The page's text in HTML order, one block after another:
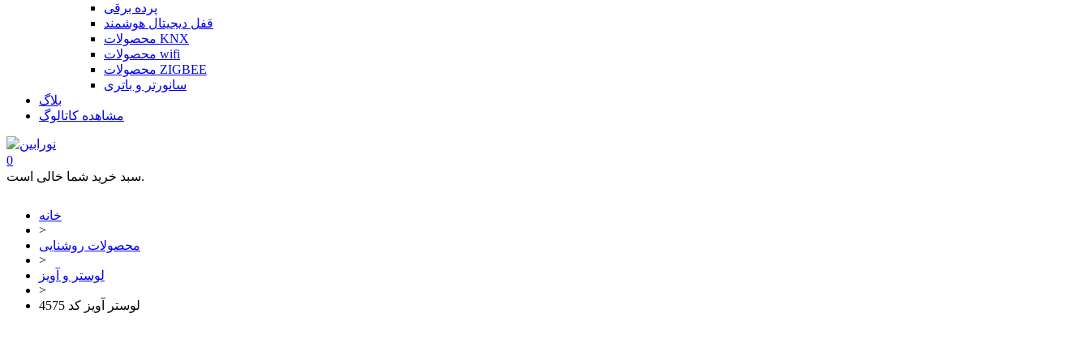
پرده برقی
قفل دیجیتال هوشمند
محصولات KNX
محصولات wifi
محصولات ZIGBEE
سانورتر و باتری
بلاگ
مشاهده کاتالوگ
0
سبد خرید شما خالی است.
خانه
>
محصولات روشنایی
>
لوستر و آویز
>
لوستر آویز کد 4575